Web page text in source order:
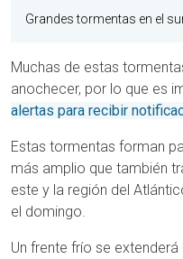
Grandes tormentas en el
Muchas de estas
anochecer, por lo que es
alertas para recibir
Estas tormentas forman
más amplio que también
este y la región del
el domingo.
Un frente frío se